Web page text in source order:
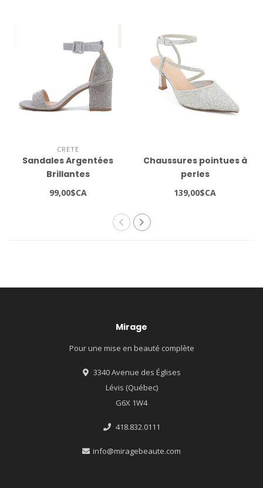
CRETE
Sandales Argentées
Brillantes
99,00$CA
Chaussures pointues à
perles
139,00$CA
Mirage
Pour une mise en beauté complète
3340 Avenue des Églises
Lévis (Québec)
G6X 1W4
418.832.0111
info@miragebeaute.com